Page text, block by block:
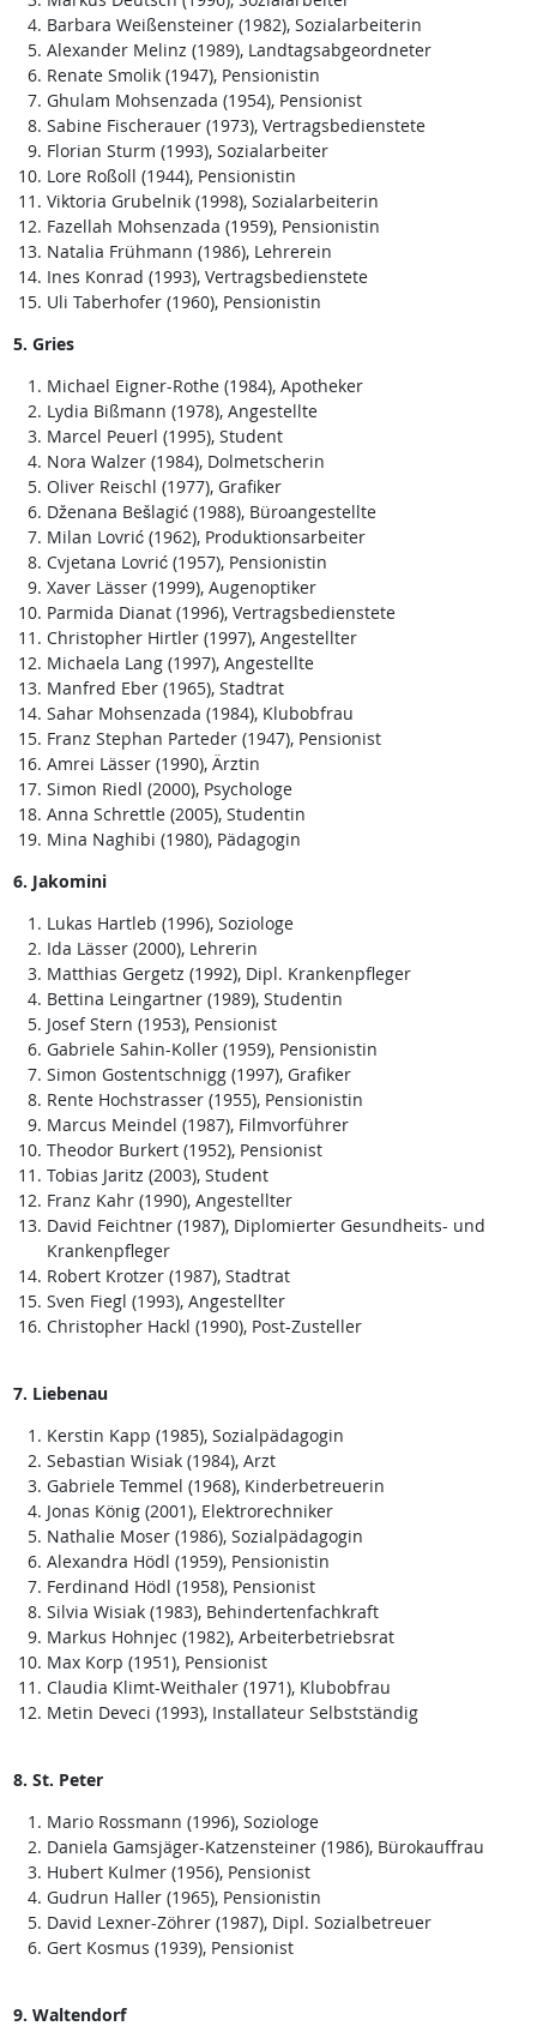
Barbara Weißensteiner (1982), Sozialarbeiterin
Alexander Melinz (1989), Landtagsabgeordneter
Renate Smolik (1947), Pensionistin
Ghulam Mohsenzada (1954), Pensionist
Sabine Fischerauer (1973), Vertragsbedienstete
Florian Sturm (1993), Sozialarbeiter
Lore Roßoll (1944), Pensionistin
Viktoria Grubelnik (1998), Sozialarbeiterin
Fazellah Mohsenzada (1959), Pensionistin
Natalia Frühmann (1986), Lehrerein
Ines Konrad (1993), Vertragsbedienstete
Uli Taberhofer (1960), Pensionistin
5. Gries
Michael Eigner-Rothe (1984), Apotheker
Lydia Bißmann (1978), Angestellte
Marcel Peuerl (1995), Student
Nora Walzer (1984), Dolmetscherin
Oliver Reischl (1977), Grafiker
Dženana Bešlagić (1988), Büroangestellte
Milan Lovrić (1962), Produktionsarbeiter
Cvjetana Lovrić (1957), Pensionistin
Xaver Lässer (1999), Augenoptiker
Parmida Dianat (1996), Vertragsbedienstete
Christopher Hirtler (1997), Angestellter
Michaela Lang (1997), Angestellte
Manfred Eber (1965), Stadtrat
Sahar Mohsenzada (1984), Klubobfrau
Franz Stephan Parteder (1947), Pensionist
Amrei Lässer (1990), Ärztin
Simon Riedl (2000), Psychologe
Anna Schrettle (2005), Studentin
Mina Naghibi (1980), Pädagogin
6. Jakomini
Lukas Hartleb (1996), Soziologe
Ida Lässer (2000), Lehrerin
Matthias Gergetz (1992), Dipl. Krankenpfleger
Bettina Leingartner (1989), Studentin
Josef Stern (1953), Pensionist
Gabriele Sahin-Koller (1959), Pensionistin
Simon Gostentschnigg (1997), Grafiker
Rente Hochstrasser (1955), Pensionistin
Marcus Meindel (1987), Filmvorführer
Theodor Burkert (1952), Pensionist
Tobias Jaritz (2003), Student
Franz Kahr (1990), Angestellter
David Feichtner (1987), Diplomierter Gesundheits- und
Krankenpfleger
Robert Krotzer (1987), Stadtrat
Sven Fiegl (1993), Angestellter
Christopher Hackl (1990), Post-Zusteller
7. Liebenau
Kerstin Kapp (1985), Sozialpädagogin
Sebastian Wisiak (1984), Arzt
Gabriele Temmel (1968), Kinderbetreuerin
Jonas König (2001), Elektrorechniker
Nathalie Moser (1986), Sozialpädagogin
Alexandra Hödl (1959), Pensionistin
Ferdinand Hödl (1958), Pensionist
Silvia Wisiak (1983), Behindertenfachkraft
Markus Hohnjec (1982), Arbeiterbetriebsrat
Max Korp (1951), Pensionist
Claudia Klimt-Weithaler (1971), Klubobfrau
Metin Deveci (1993), Installateur Selbstständig
8. St. Peter
Mario Rossmann (1996), Soziologe
Daniela Gamsjäger-Katzensteiner (1986), Bürokauffrau
Hubert Kulmer (1956), Pensionist
Gudrun Haller (1965), Pensionistin
David Lexner-Zöhrer (1987), Dipl. Sozialbetreuer
Gert Kosmus (1939), Pensionist
9. Waltendorf